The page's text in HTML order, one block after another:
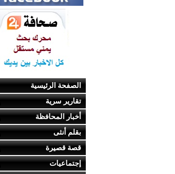
الصفحة الرئيسية
تقارير سرية
أخبار المحافظة
بقلم أنثى
قصة قصيرة
إجتماعيات